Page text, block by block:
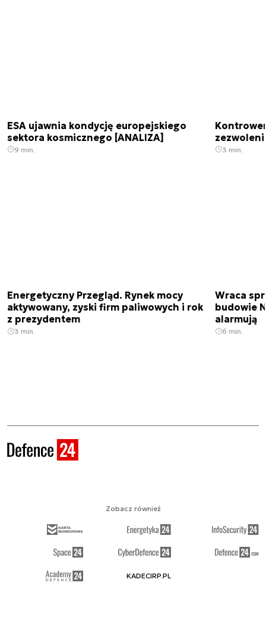
ESA ujawnia kondycję europejskiego
sektora kosmicznego [ANALIZA]
9 min. 3 min.
Energetyczny Przegląd. Rynek mocy
aktywowany, zyski firm paliwowych i rok
z prezydentem
3 min.
Wraca
budowie
alarmują
6 min.
Zobacz również
KADECIRP.PL